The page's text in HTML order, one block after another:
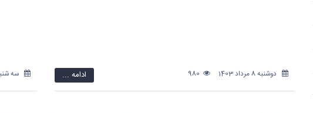
دوشنبه 8 مرداد 1403 ادامه ... سه شنبه 2